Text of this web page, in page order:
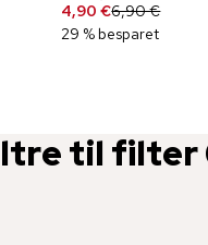
4,90 €6,90 €
29 % besparet
til filter